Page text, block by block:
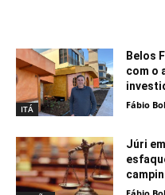
ITÁ
Belos
com o
Fábio
Júri